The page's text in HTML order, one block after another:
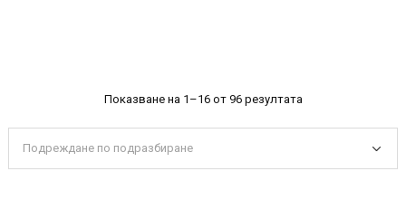
Показване на 1–16 от 96 резултата